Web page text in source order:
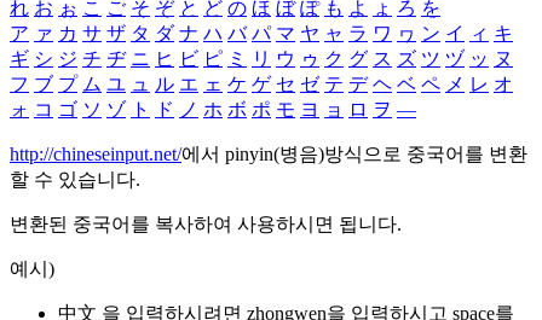
れ お ぉ こ ご そ ぞ と ど の ほ ぼ ぽ も よ ょ ろ を
ア ァ カ サ ザ タ ダ ナ ハ バ パ マ ヤ ャ ラ ワ ヮ ン イ ィ キ
ギ シ ジ チ ヂ ニ ヒ ビ ピ ミ リ ウ ゥ ク グ ス ズ ツ ヅ ッ ヌ
フ ブ プ ム ユ ュ ル エ ェ ケ ゲ セ ゼ テ デ ヘ ベ ペ メ レ オ
ォ コ ゴ ソ ゾ ト ド ノ ホ ボ ポ モ ヨ ョ ロ ヲ ―
http://chineseinput.net/에서 pinyin(병음)방식으로 중국어를 변환
할 수 있습니다.
변환된 중국어를 복사하여 사용하시면 됩니다.
예시)
中文 을 입력하시려면 zhongwen을 입력하시고 space를